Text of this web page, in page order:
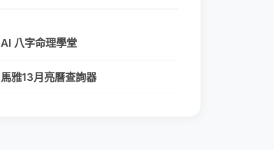
AI 八字命理學堂
馬雅13月亮曆查詢器